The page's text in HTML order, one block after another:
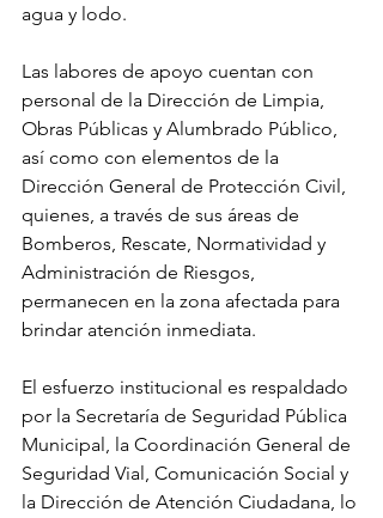
agua y lodo.
Las labores de apoyo cuentan con
personal de la Dirección de Limpia,
Obras Públicas y Alumbrado Público,
así como con elementos de la
Dirección General de Protección Civil,
quienes, a través de sus áreas de
Bomberos, Rescate, Normatividad y
Administración de Riesgos,
permanecen en la zona afectada para
brindar atención inmediata.
El esfuerzo institucional es respaldado
por la Secretaría de Seguridad Pública
Municipal, la Coordinación General de
Seguridad Vial, Comunicación Social y
la Dirección de Atención Ciudadana, lo